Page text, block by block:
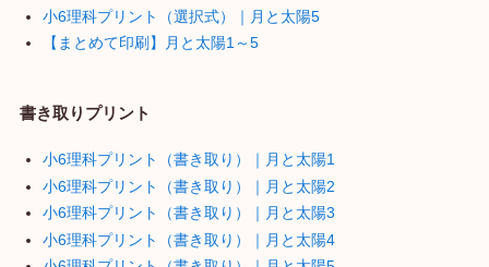
小6理科プリント（選択式）｜月と太陽5
【まとめて印刷】月と太陽1～5
書き取りプリント
小6理科プリント（書き取り）｜月と太陽1
小6理科プリント（書き取り）｜月と太陽2
小6理科プリント（書き取り）｜月と太陽3
小6理科プリント（書き取り）｜月と太陽4